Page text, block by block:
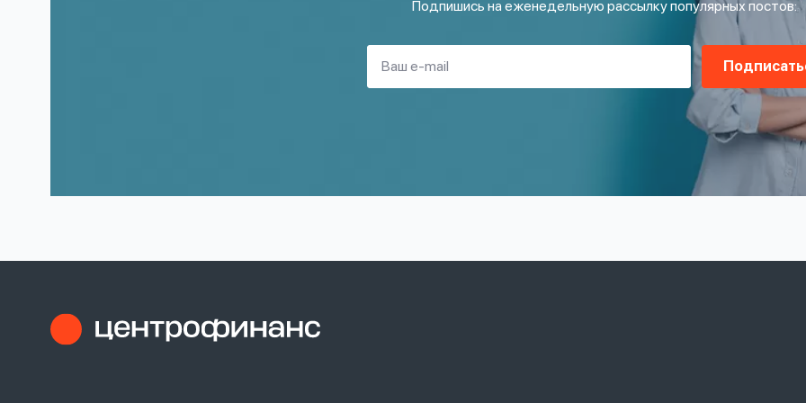
Подпишись на еженедельную рассылку популярных постов: